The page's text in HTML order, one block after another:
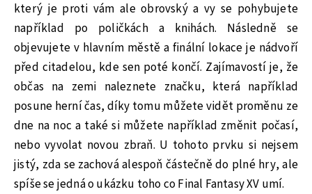
který je proti vám ale obrovský a vy se pohybujete
například po poličkách a knihách. Následně se
objevujete v hlavním městě a finální lokace je nádvoří
před citadelou, kde sen poté končí. Zajímavostí je, že
občas na zemi naleznete značku, která například
posune herní čas, díky tomu můžete vidět proměnu ze
dne na noc a také si můžete například změnit počasí,
nebo vyvolat novou zbraň. U tohoto prvku si nejsem
jistý, zda se zachová alespoň částečně do plné hry, ale
spíše se jedná o ukázku toho co Final Fantasy XV umí.